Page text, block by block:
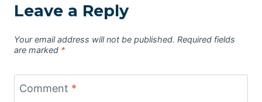
Leave a Reply
Your email address will not be published. Required fields
are marked *
Comment *